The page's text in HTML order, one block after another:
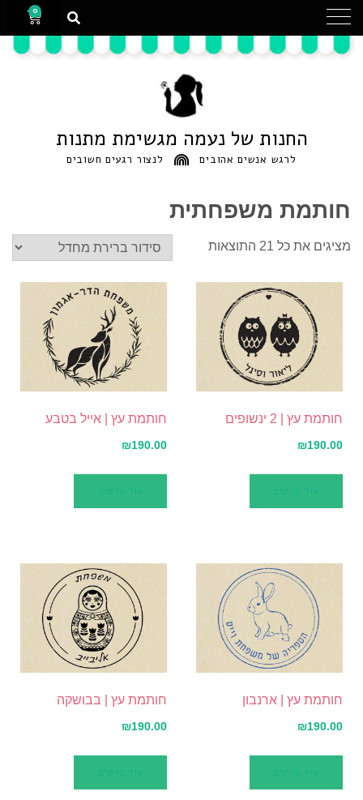
0
החנות של נעמה מגשימת מתנות
לרגש אנשים אהובים לנצור רגעים חשובים
חותמת משפחתית
מציגים את כל ⁦21⁩ התוצאות
חותמת עץ | 2 ינשופים
₪190.00
עוד פרטים
חותמת עץ | אייל בטבע
₪190.00
עוד פרטים
חותמת עץ | ארנבון
₪190.00
עוד פרטים
חותמת עץ | בבושקה
₪190.00
עוד פרטים